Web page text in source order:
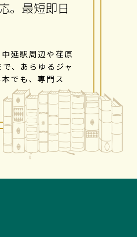
。最短即日
延駅周辺や荏原
、あらゆるジャ
でも、専門ス